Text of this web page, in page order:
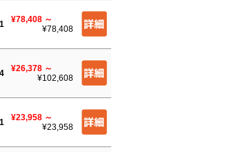
1 ¥78,408 ～
¥78,408
4 ¥26,378 ～
¥102,608
1 ¥23,958 ～
¥23,958